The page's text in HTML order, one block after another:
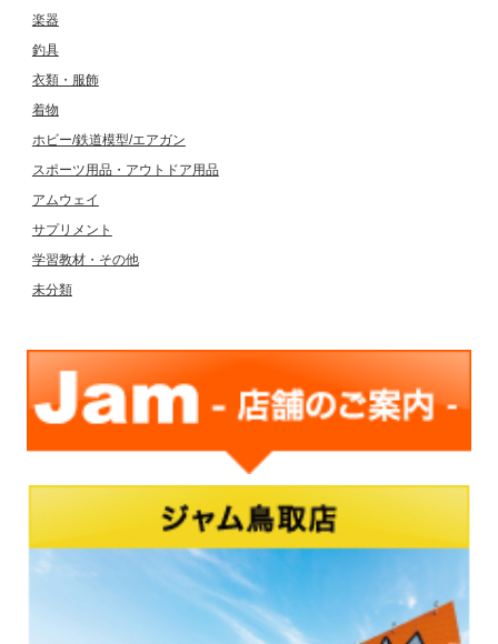
楽器
釣具
衣類・服飾
着物
ホビー/鉄道模型/エアガン
スポーツ用品・アウトドア用品
アムウェイ
サプリメント
学習教材・その他
未分類